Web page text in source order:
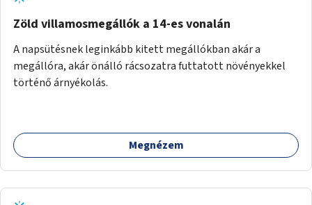
Zöld villamosmegállók a 14-es vonalán
A napsütésnek leginkább kitett megállókban akár a
megállóra, akár önálló rácsozatra futtatott növényekkel
történő árnyékolás.
Megnézem